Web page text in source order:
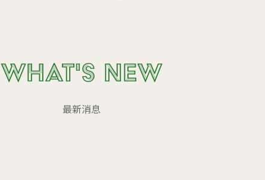
WHAT'S NEW
最新消息